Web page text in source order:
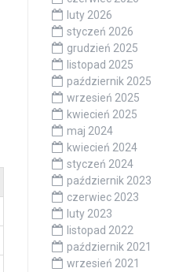
luty 2026
styczeń 2026
grudzień 2025
listopad 2025
październik 2025
wrzesień 2025
kwiecień 2025
maj 2024
kwiecień 2024
styczeń 2024
październik 2023
czerwiec 2023
luty 2023
listopad 2022
październik 2021
wrzesień 2021